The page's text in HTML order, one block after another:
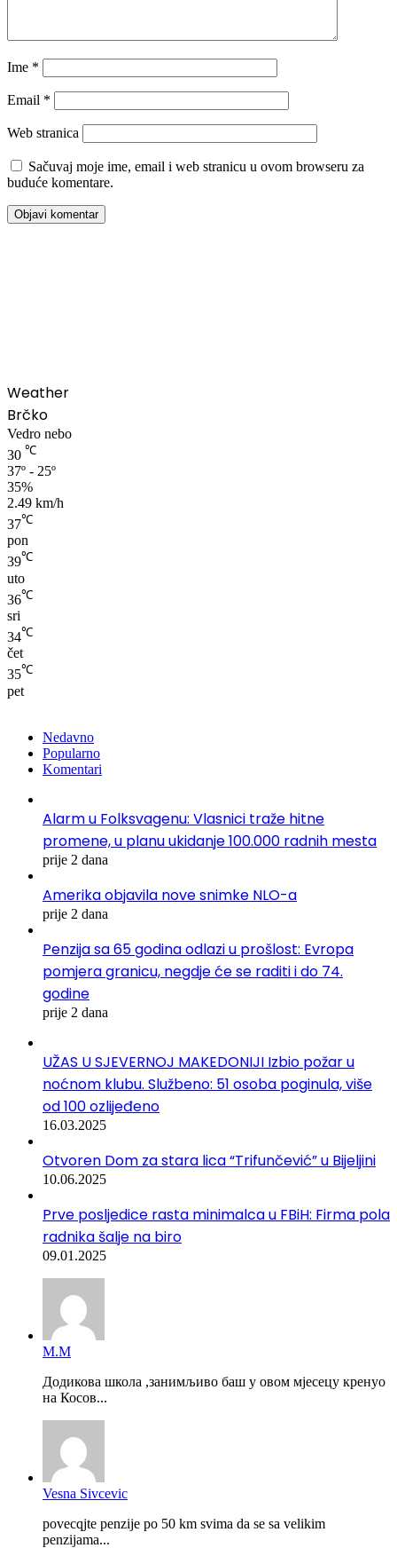
Ime *
Email *
Web stranica
Sačuvaj moje ime, email i web stranicu u ovom browseru za
buduće komentare.
Weather
Brčko
Vedro nebo
30 ℃
37º - 25º
35%
2.49 km/h
37℃
pon
39℃
uto
36℃
sri
34℃
čet
35℃
pet
Nedavno
Popularno
Komentari
Alarm u Folksvagenu: Vlasnici traže hitne
promene, u planu ukidanje 100.000 radnih mesta
prije 2 dana
Amerika objavila nove snimke NLO-a
prije 2 dana
Penzija sa 65 godina odlazi u prošlost: Evropa
pomjera granicu, negdje će se raditi i do 74.
godine
prije 2 dana
UŽAS U SJEVERNOJ MAKEDONIJI Izbio požar u
noćnom klubu. Službeno: 51 osoba poginula, više
od 100 ozlijeđeno
16.03.2025
Otvoren Dom za stara lica “Trifunčević” u Bijeljini
10.06.2025
Prve posljedice rasta minimalca u FBiH: Firma pola
radnika šalje na biro
09.01.2025
М.М
Додикова школа ,занимљиво баш у овом мјесецу кренуо
на Косов...
Vesna Sivcevic
povecqjte penzije po 50 km svima da se sa velikim
penzijama...